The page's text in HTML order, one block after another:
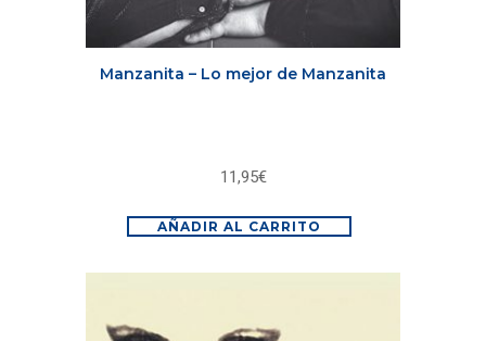
Manzanita – Lo mejor de Manzanita
11,95€
AÑADIR AL CARRITO